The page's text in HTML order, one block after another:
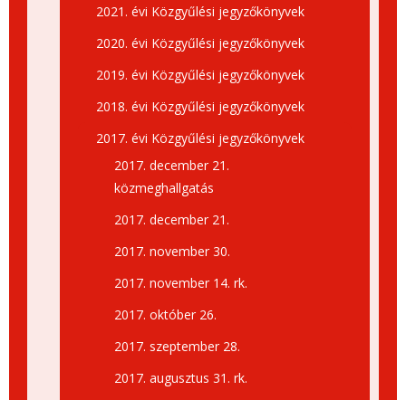
2021. évi Közgyűlési jegyzőkönyvek
2020. évi Közgyűlési jegyzőkönyvek
2019. évi Közgyűlési jegyzőkönyvek
2018. évi Közgyűlési jegyzőkönyvek
2017. évi Közgyűlési jegyzőkönyvek
2017. december 21.
közmeghallgatás
2017. december 21.
2017. november 30.
2017. november 14. rk.
2017. október 26.
2017. szeptember 28.
2017. augusztus 31. rk.